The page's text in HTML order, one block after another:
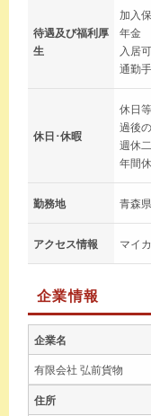
待遇及び福利厚
生
加入
年金
入居
通勤
休日･休暇
休日
過後
週休
年間
勤務地 青森
アクセス情報 マイ
企業情報
企業名
有限会社 弘前貨物
住所